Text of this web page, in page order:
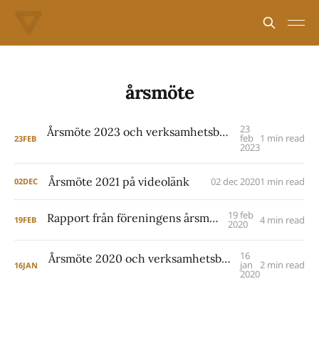
årsmöte
23FEB Årsmöte 2023 och verksamhetsberättelse för 2022 23
feb
2023
1 min read
02DEC Årsmöte 2021 på videolänk 02 dec 20201 min read
19FEB Rapport från föreningens årsmöte 2020 19 feb
2020 4 min read
16JAN Årsmöte 2020 och verksamhetsberättelse för 2019 16
jan
2020
2 min read